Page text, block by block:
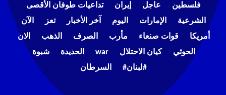
فلسطين
عاجل إيران
تداعيات طوفان الأقصى
الشرعية
الإمارات اليوم آخر الأخبار تعز
الآن
أمريكا
قوات صنعاء مأرب الصرف الذهب
الان
الحوثي
كيان الاحتلال war الحديدة
شبوة
#لبنان#
السرطان